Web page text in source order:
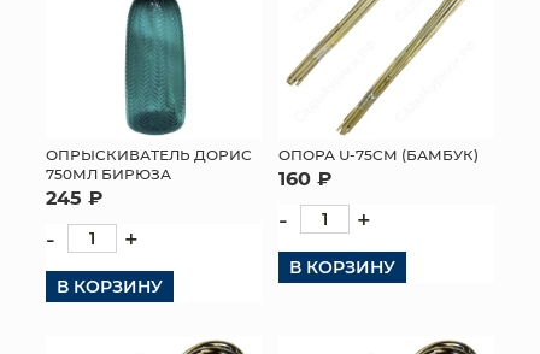
ОПРЫСКИВАТЕЛЬ ДОРИС
750МЛ БИРЮЗА
245 ₽
- +
В КОРЗИНУ
ОПОРА U-75СМ (БАМБУК)
160 ₽
- +
В КОРЗИНУ